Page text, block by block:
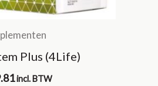
Plus (4Life)
Huidige
incl. BTW